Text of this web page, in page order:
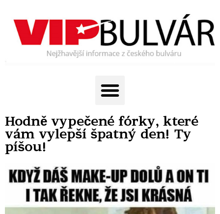
Hodně vypečené fórky, které
vám vylepší špatný den! Ty
píšou!